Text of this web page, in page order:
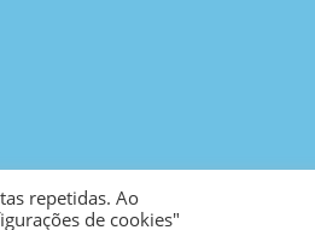
repetidas. Ao
de cookies"